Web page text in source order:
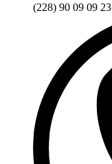
(228) 90 09 09 23